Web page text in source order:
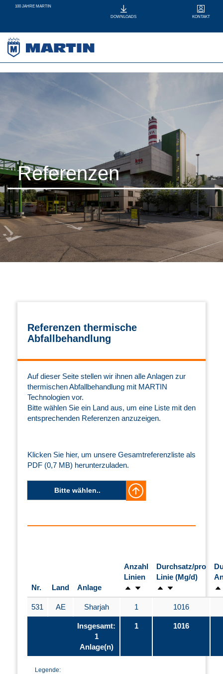
100 JAHRE MARTIN
DOWNLOADS KONTAKT
Referenzen
Referenzen thermische
Abfallbehandlung
Auf dieser Seite stellen wir ihnen alle Anlagen zur
thermischen Abfallbehandlung mit MARTIN
Technologien vor.
Bitte wählen Sie ein Land aus, um eine Liste mit den
entsprechenden Referenzen anzuzeigen.
Klicken Sie hier, um unsere Gesamtreferenzliste als
PDF (0,7 MB) herunterzuladen.
Bitte wählen..
Nr. Land Anlage
Anzahl
Linien
Durchsatz/pro
Linie (Mg/d)
531 AE Sharjah 1 1016
Insgesamt:
1
Anlage(n)
1 1016
Legende: